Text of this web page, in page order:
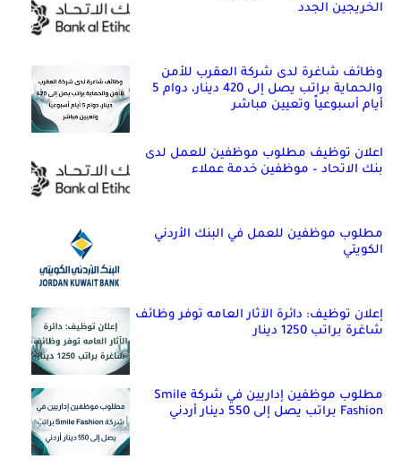
الخريجين الجدد
وظائف شاغرة لدى شركة العقرب للأمن
والحماية براتب يصل إلى 420 دينار، دوام 5
أيام أسبوعياً وتعيين مباشر
اعلان توظيف مطلوب موظفين للعمل لدى
بنك الاتحاد – موظفين خدمة عملاء
مطلوب موظفين للعمل في البنك الأردني
الكويتي
إعلان توظيف: دائرة الآثار العامه توفر وظائف
شاغرة براتب 1250 دينار
مطلوب موظفين إداريين في شركة Smile
Fashion براتب يصل إلى 550 دينار أردني